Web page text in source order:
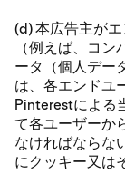
(d) 本広告主が
（例えば、コ
ータ（個人デー
は、各エンドユ
Pinterestによる
て各ユーザーか
なければならな
にクッキー又は